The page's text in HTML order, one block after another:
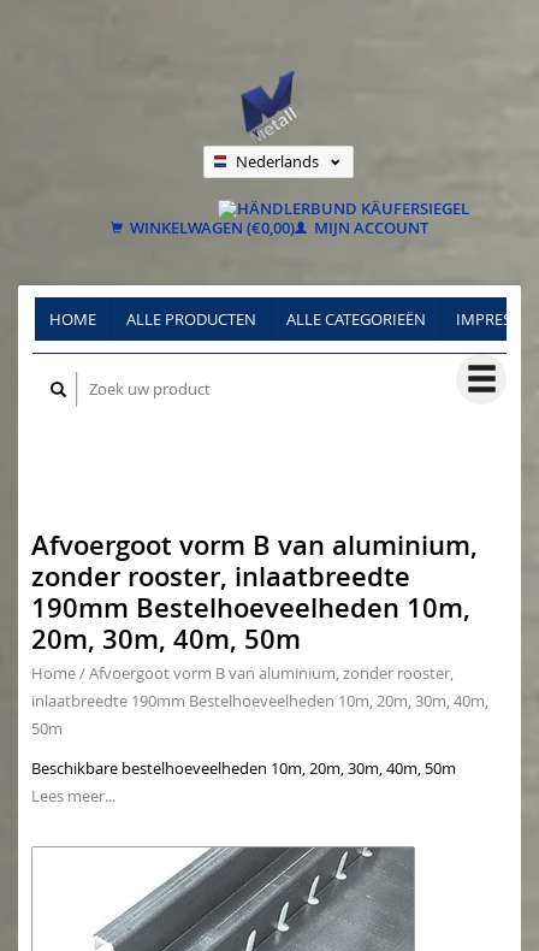
Nederlands
Français
WINKELWAGEN (€0,00) MIJN ACCOUNT
HOME ALLE PRODUCTEN ALLE CATEGORIEËN
Afvoergoot vorm B van aluminium,
zonder rooster, inlaatbreedte
190mm Bestelhoeveelheden 10m,
20m, 30m, 40m, 50m
Home/Afvoergoot vorm B van aluminium, zonder rooster,
inlaatbreedte 190mm Bestelhoeveelheden 10m, 20m, 30m, 40m,
50m
Beschikbare bestelhoeveelheden 10m, 20m, 30m, 40m, 50m
Lees meer...